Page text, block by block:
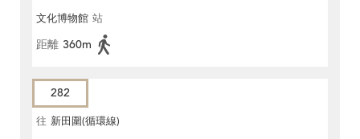
文化博物館 站
距離 360m
282
往 新田圍(循環線)